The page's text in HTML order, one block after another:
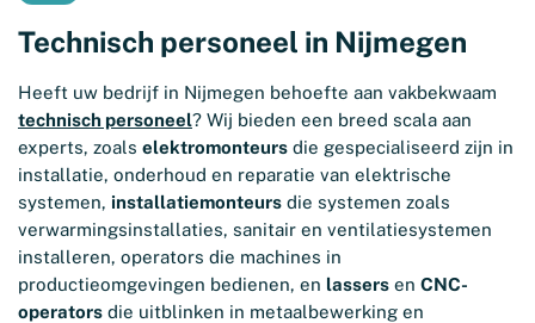
Technisch personeel in Nijmegen
Heeft uw bedrijf in Nijmegen behoefte aan vakbekwaam
technisch personeel? Wij bieden een breed scala aan
experts, zoals elektromonteurs die gespecialiseerd zijn in
installatie, onderhoud en reparatie van elektrische
systemen, installatiemonteurs die systemen zoals
verwarmingsinstallaties, sanitair en ventilatiesystemen
installeren, operators die machines in
productieomgevingen bedienen, en lassers en CNC-
operators die uitblinken in metaalbewerking en